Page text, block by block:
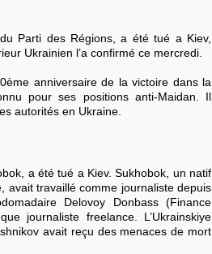
Parti des Régions, a été tué a Kiev,
Ukrainien l’a confirmé ce mercredi.
anniversaire de la victoire dans la
pour ses positions anti-Maidan. Il
autorités en Ukraine.
a été tué a Kiev. Sukhobok, un natif
avait travaillé comme journaliste depuis
Delovoy Donbass (Finance
journaliste freelance. L’Ukrainskiye
avait reçu des menaces de mort